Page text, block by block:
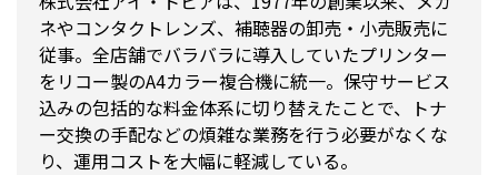
ネやコンタクトレンズ、補聴器の卸売・小売販売に
従事。全店舗でバラバラに導入していたプリンター
をリコー製のA4カラー複合機に統一。保守サービス
込みの包括的な料金体系に切り替えたことで、トナ
ー交換の手配などの煩雑な業務を行う必要がなくな
り、運用コストを大幅に軽減している。